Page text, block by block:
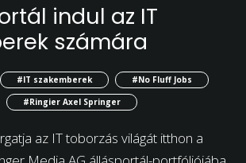
indul az IT
számára
#IT szakemberek
#No Fluff Jobs
#Ringier Axel Springer
az IT toborzás világát itthon a